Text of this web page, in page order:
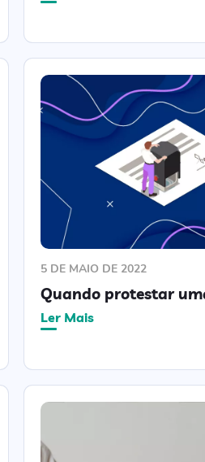
5 DE MAIO DE 2022
Quando protestar
Ler Mais